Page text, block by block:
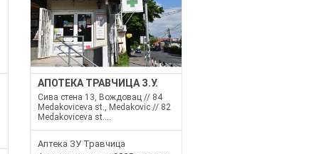
АПОТЕКА ТРАВЧИЦА З.У.
Сива стена 13, Вождовац // 84
Medakoviceva st., Medakovic // 82
Medakoviceva st....
Аптека ЗУ Травчица